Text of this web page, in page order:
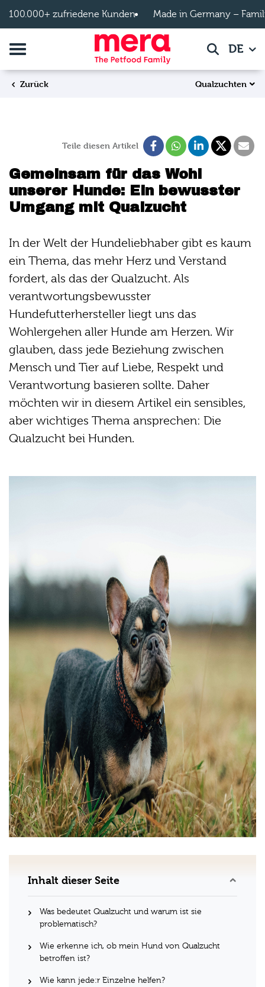
100.000+ zufriedene Kunden Made in Germany –
Navigation umschalten SucheDE
Zurück Qualzuchten
Teile diesen Artikel
Gemeinsam für das Wohl
unserer Hunde: Ein bewusster
Umgang mit Qualzucht
In der Welt der Hundeliebhaber gibt es kaum
ein Thema, das mehr Herz und Verstand
fordert, als das der Qualzucht. Als
verantwortungsbewusster
Hundefutterhersteller liegt uns das
Wohlergehen aller Hunde am Herzen. Wir
glauben, dass jede Beziehung zwischen
Mensch und Tier auf Liebe, Respekt und
Verantwortung basieren sollte. Daher
möchten wir in diesem Artikel ein sensibles,
aber wichtiges Thema ansprechen: Die
Qualzucht bei Hunden.
Inhalt dieser Seite
Was bedeutet Qualzucht und warum ist sie
problematisch?
Wie erkenne ich, ob mein Hund von Qualzucht
betroffen ist?
Wie kann jede:r Einzelne helfen?